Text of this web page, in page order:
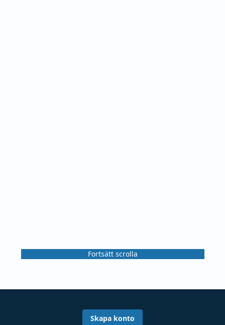
Fortsätt scrolla
Skapa konto